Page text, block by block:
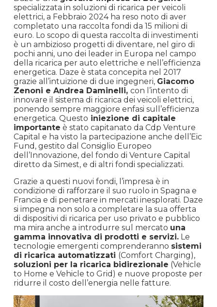
specializzata in soluzioni di ricarica per veicoli
elettrici, a Febbraio 2024 ha reso noto di aver
completato una raccolta fondi da 15 milioni di
euro. Lo scopo di questa raccolta di investimenti
è un ambizioso progetti di diventare, nel giro di
pochi anni, uno dei leader in Europa nel campo
della ricarica per auto elettriche e nell’efficienza
energetica. Daze è stata concepita nel 2017
grazie all’intuizione di due ingegneri, Giacomo
Zenoni e Andrea Daminelli, con l’intento di
innovare il sistema di ricarica dei veicoli elettrici,
ponendo sempre maggiore enfasi sull’efficienza
energetica. Questo iniezione di capitale
importante è stato capitanato da Cdp Venture
Capital e ha visto la partecipazione anche dell’Eic
Fund, gestito dal Consiglio Europeo
dell’Innovazione, del fondo di Venture Capital
diretto da Simest, e di altri fondi specializzati.
Grazie a questi nuovi fondi, l’impresa è in
condizione di rafforzare il suo ruolo in Spagna e
Francia e di penetrare in mercati inesplorati. Daze
si impegna non solo a completare la sua offerta
di dispositivi di ricarica per uso privato e pubblico
ma mira anche a introdurre sul mercato una
gamma innovativa di prodotti e servizi. Le
tecnologie emergenti comprenderanno sistemi
di ricarica automatizzati (Comfort Charging),
soluzioni per la ricarica bidirezionale (Vehicle
to Home e Vehicle to Grid) e nuove proposte per
ridurre il costo dell’energia nelle fatture.